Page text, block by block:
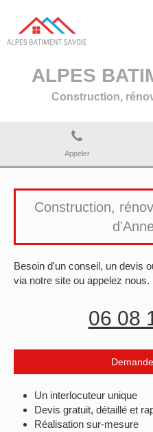
ALPES
Construction,
Appeler
Construction,
Besoin d'un conseil, un devis
via notre site ou appelez nous.
06 08
Un interlocuteur unique
Devis gratuit, détaillé et
Réalisation sur-mesure